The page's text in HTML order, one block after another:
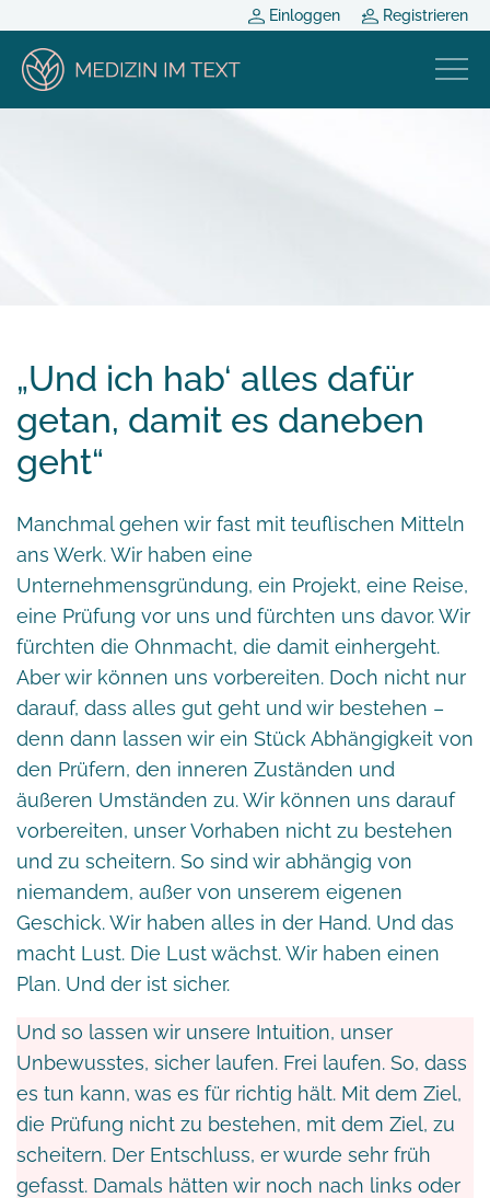
Einloggen Registrieren
„Und ich hab‘ alles dafür
getan, damit es daneben
geht“
Manchmal gehen wir fast mit teuflischen Mitteln
ans Werk. Wir haben eine
Unternehmensgründung, ein Projekt, eine Reise,
eine Prüfung vor uns und fürchten uns davor. Wir
fürchten die Ohnmacht, die damit einhergeht.
Aber wir können uns vorbereiten. Doch nicht nur
darauf, dass alles gut geht und wir bestehen –
denn dann lassen wir ein Stück Abhängigkeit von
den Prüfern, den inneren Zuständen und
äußeren Umständen zu. Wir können uns darauf
vorbereiten, unser Vorhaben nicht zu bestehen
und zu scheitern. So sind wir abhängig von
niemandem, außer von unserem eigenen
Geschick. Wir haben alles in der Hand. Und das
macht Lust. Die Lust wächst. Wir haben einen
Plan. Und der ist sicher.
Und so lassen wir unsere Intuition, unser
Unbewusstes, sicher laufen. Frei laufen. So, dass
es tun kann, was es für richtig hält. Mit dem Ziel,
die Prüfung nicht zu bestehen, mit dem Ziel, zu
scheitern. Der Entschluss, er wurde sehr früh
gefasst. Damals hätten wir noch nach links oder